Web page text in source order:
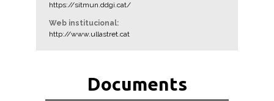
https://sitmun.ddgi.cat/
Web institucional:
http://www.ullastret.cat
Documents